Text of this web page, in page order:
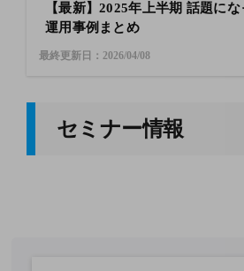
【最新】2025年上半期 話題に
運用事例まとめ
最終更新日：2026/04/08
セミナー情報